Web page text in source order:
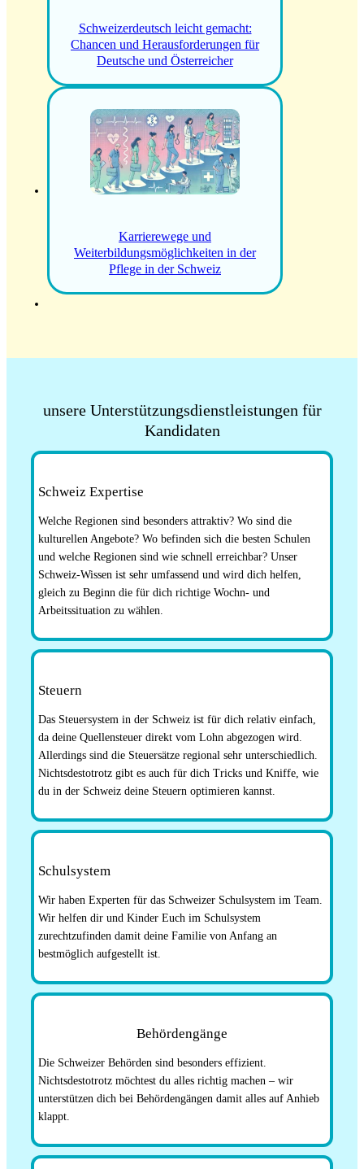
Schweizerdeutsch leicht gemacht:
Chancen und Herausforderungen für
Deutsche und Österreicher
Karrierewege und
Weiterbildungsmöglichkeiten in der
Pflege in der Schweiz
unsere Unterstützungsdienstleistungen für
Kandidaten
Schweiz Expertise
Welche Regionen sind besonders attraktiv? Wo sind die
kulturellen Angebote? Wo befinden sich die besten Schulen
und welche Regionen sind wie schnell erreichbar? Unser
Schweiz-Wissen ist sehr umfassend und wird dich helfen,
gleich zu Beginn die für dich richtige Wochn- und
Arbeitssituation zu wählen.
Steuern
Das Steuersystem in der Schweiz ist für dich relativ einfach,
da deine Quellensteuer direkt vom Lohn abgezogen wird.
Allerdings sind die Steuersätze regional sehr unterschiedlich.
Nichtsdestotrotz gibt es auch für dich Tricks und Kniffe, wie
du in der Schweiz deine Steuern optimieren kannst.
Schulsystem
Wir haben Experten für das Schweizer Schulsystem im Team.
Wir helfen dir und Kinder Euch im Schulsystem
zurechtzufinden damit deine Familie von Anfang an
bestmöglich aufgestellt ist.
Behördengänge
Die Schweizer Behörden sind besonders effizient.
Nichtsdestotrotz möchtest du alles richtig machen – wir
unterstützen dich bei Behördengängen damit alles auf Anhieb
klappt.